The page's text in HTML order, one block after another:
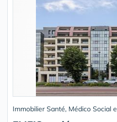
Immobilier Santé, Médico Social